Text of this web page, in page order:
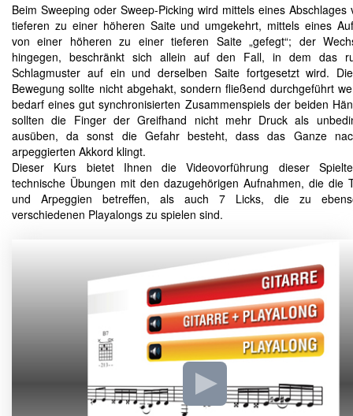
Beim Sweeping oder Sweep-Picking wird mittels eines Abschlages
tieferen zu einer höheren Saite und umgekehrt, mittels eines
von einer höheren zu einer tieferen Saite „gefegt“; der
hingegen, beschränkt sich allein auf den Fall, in dem das
Schlagmuster auf ein und derselben Saite fortgesetzt wird.
Bewegung sollte nicht abgehakt, sondern fließend durchgeführt
bedarf eines gut synchronisierten Zusammenspiels der beiden
sollten die Finger der Greifhand nicht mehr Druck als
ausüben, da sonst die Gefahr besteht, dass das Ganze
arpeggierten Akkord klingt.
Dieser Kurs bietet Ihnen die Videovorführung dieser
technische Übungen mit den dazugehörigen Aufnahmen, die die
und Arpeggien betreffen, als auch 7 Licks, die zu
verschiedenen Playalongs zu spielen sind.